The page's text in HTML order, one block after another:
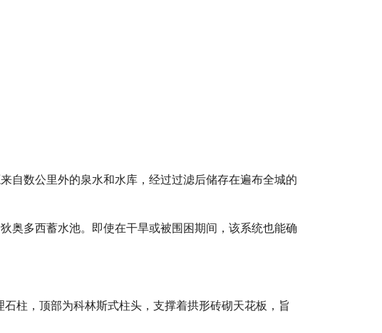
自数公里外的泉水和水库，经过过滤后储存在遍布全城的
奥多西蓄水池。即使在干旱或被围困期间，该系统也能确
柱，顶部为科林斯式柱头，支撑着拱形砖砌天花板，旨